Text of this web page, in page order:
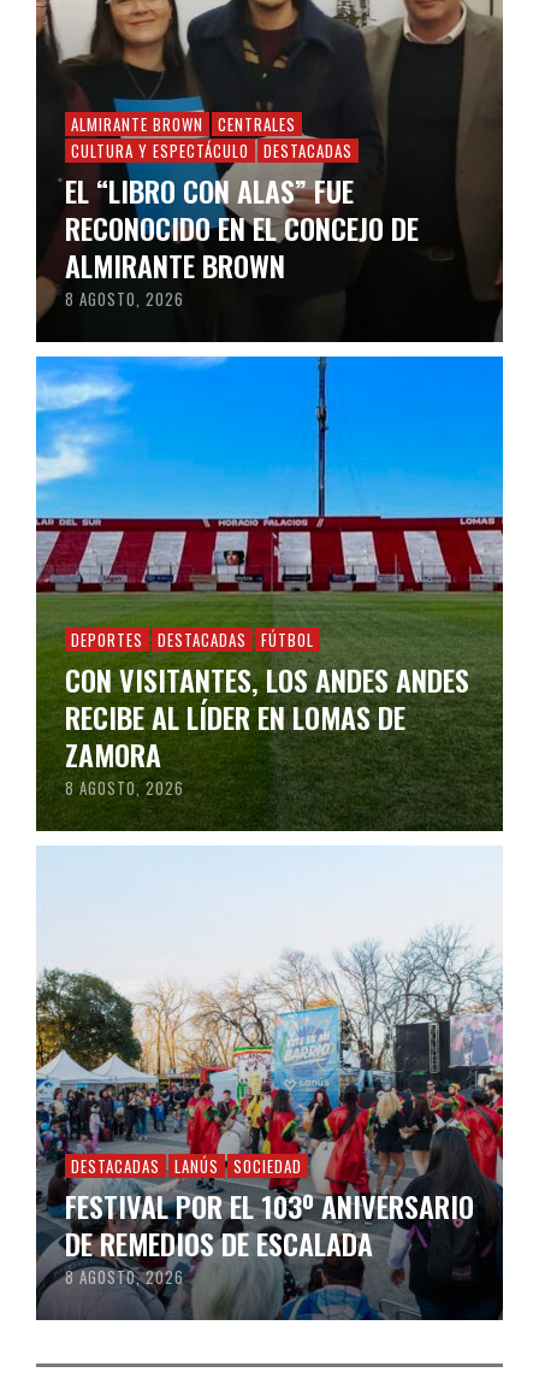
ALMIRANTE BROWN
CENTRALES
CULTURA Y ESPECTÁCULO
DESTACADAS
EL “LIBRO CON ALAS” FUE
RECONOCIDO EN EL CONCEJO DE
ALMIRANTE BROWN
8 AGOSTO, 2026
DEPORTES DESTACADAS FÚTBOL
CON VISITANTES, LOS ANDES ANDES
RECIBE AL LÍDER EN LOMAS DE
ZAMORA
8 AGOSTO, 2026
DESTACADAS LANÚS SOCIEDAD
FESTIVAL POR EL 103º ANIVERSARIO
DE REMEDIOS DE ESCALADA
8 AGOSTO, 2026